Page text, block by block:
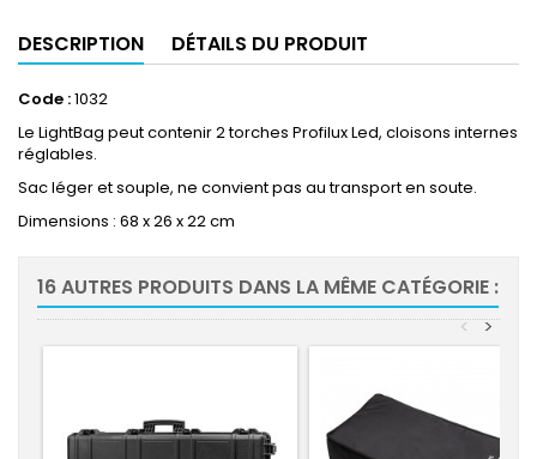
DESCRIPTION DÉTAILS DU PRODUIT
Code :1032
Le LightBag peut contenir 2 torches Profilux Led, cloisons internes
réglables.
Sac léger et souple, ne convient pas au transport en soute.
Dimensions : 68 x 26 x 22 cm
16 AUTRES PRODUITS DANS LA MÊME CATÉGORIE :
>
<